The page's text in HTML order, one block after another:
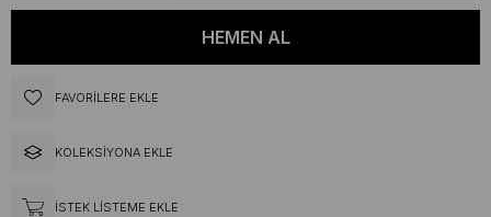
FAVORILERE EKLE
KOLEKSIYONA EKLE
İSTEK LISTEME EKLE